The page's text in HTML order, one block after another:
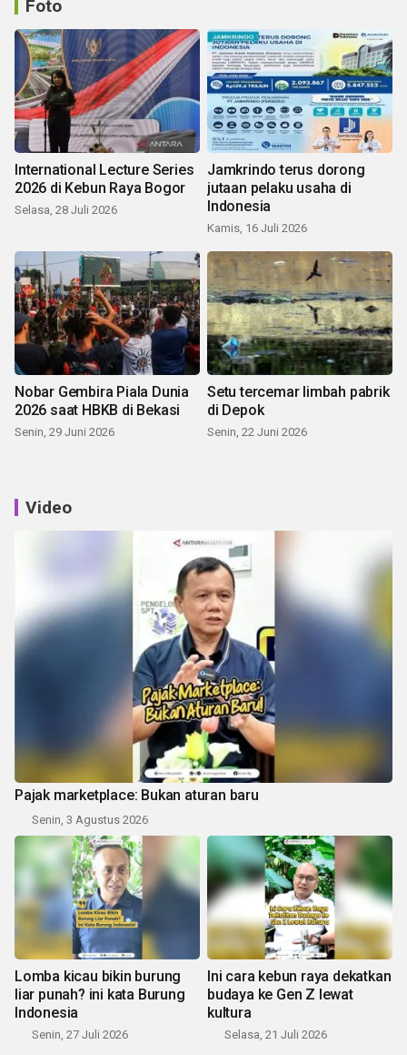
Foto
International Lecture Series
2026 di Kebun Raya Bogor
Selasa, 28 Juli 2026
Jamkrindo terus dorong
jutaan pelaku usaha di
Indonesia
Kamis, 16 Juli 2026
Nobar Gembira Piala Dunia
2026 saat HBKB di Bekasi
Senin, 29 Juni 2026
Setu tercemar limbah pabrik
di Depok
Senin, 22 Juni 2026
Video
Pajak marketplace: Bukan aturan baru
Senin, 3 Agustus 2026
Lomba kicau bikin burung
liar punah? ini kata Burung
Indonesia
Senin, 27 Juli 2026
Ini cara kebun raya dekatkan
budaya ke Gen Z lewat
kultura
Selasa, 21 Juli 2026